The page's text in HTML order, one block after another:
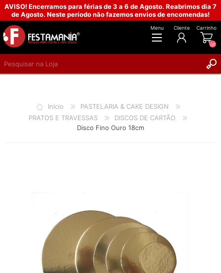
AVISO! Encerramos para férias de 3 a 6 de Agosto. Reabrimos dia 7
de Agosto. Neste período não fazemos envios de encomendas!
Menu Cliente Carrinho
(0)
Início
PASTELARIA & CAKE DESIGN
PRATOS E TRAVESSAS
DISCOS DE CARTÃO
Disco Fino Ouro 18cm